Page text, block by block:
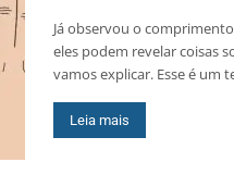
Já observou o
eles podem revelar coisas
vamos explicar. Esse é um
Leia mais